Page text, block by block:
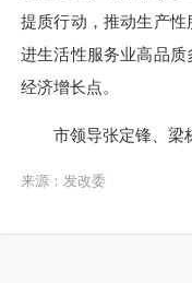
提质行动，推动生产
进生活性服务业高品
经济增长点。
市领导张定锋、梁栋
来源：发改委